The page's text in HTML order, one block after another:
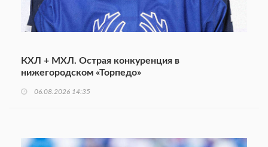
КХЛ + МХЛ. Острая конкуренция в
нижегородском «Торпедо»
06.08.2026 14:35